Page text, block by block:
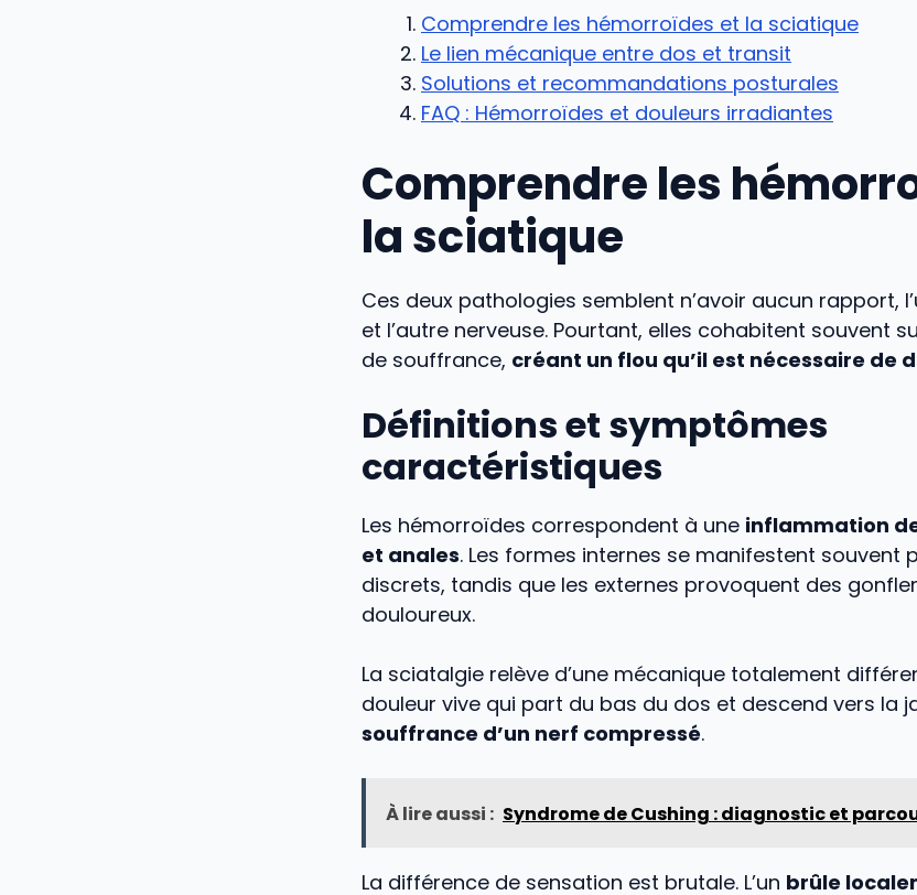
Comprendre les hémorroïdes et la sciatique
Le lien mécanique entre dos et transit
Solutions et recommandations posturales
FAQ : Hémorroïdes et douleurs irradiantes
Comprendre les
la sciatique
Ces deux pathologies semblent n’avoir aucun rapport,
et l’autre nerveuse. Pourtant, elles cohabitent souvent
de souffrance, créant un flou qu’il est nécessaire de
Définitions et symptômes
caractéristiques
Les hémorroïdes correspondent à une inflammation
et anales. Les formes internes se manifestent souvent
discrets, tandis que les externes provoquent des
douloureux.
La sciatalgie relève d’une mécanique totalement
douleur vive qui part du bas du dos et descend vers la
souffrance d’un nerf compressé.
À lire aussi : Syndrome de Cushing : diagnostic et
La différence de sensation est brutale. L’un brûle